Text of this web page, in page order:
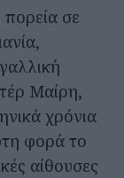
σε
Μαίρη,
χρόνια
φορά το
αίθουσες